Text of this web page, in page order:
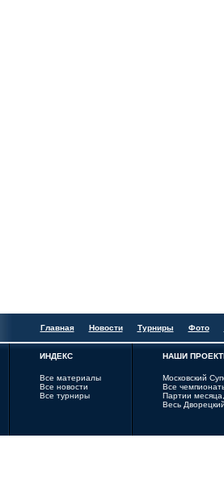
Главная Новости Турниры Фото
ИНДЕКС
Все материалы
Все новости
Все турниры
НАШИ
Московский
Все
Партии
Весь